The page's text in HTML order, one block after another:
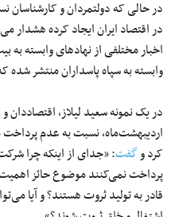
در حالی که دولتمردان و کارشناسان
در اقتصاد ایران ایجاد کرده
اخبار مختلفی از نهادهای وابسته
وابسته به سپاه پاسداران منتشر
در یک نمونه سعیدلیلاز، اقتصاددان
اردیبهشت‌ماه، نسبت به عدم پرداخت
کرد وگفت: «جدای ازاینکهچرا
پرداخت نمی‌کنند موضوع حائز اهمیت
قادر به تولید ثروت هستند؟ و آیا